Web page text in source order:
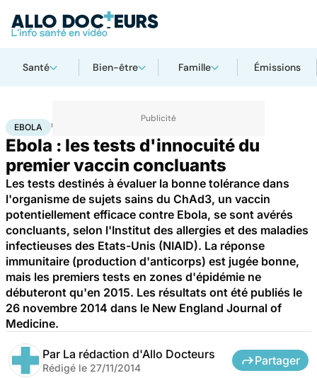
Santé Bien-être Famille Émissions
Accueil Santé
EBOLA
Ebola : les tests d'innocuité du
premier vaccin concluants
Les tests destinés à évaluer la bonne tolérance dans
l'organisme de sujets sains du ChAd3, un vaccin
potentiellement efficace contre Ebola, se sont avérés
concluants, selon l'Institut des allergies et des maladies
infectieuses des Etats-Unis (NIAID). La réponse
immunitaire (production d'anticorps) est jugée bonne,
mais les premiers tests en zones d'épidémie ne
débuteront qu'en 2015. Les résultats ont été publiés le
26 novembre 2014 dans le New England Journal of
Medicine.
Par La rédaction d'Allo Docteurs
Rédigé le 27/11/2014
Partager